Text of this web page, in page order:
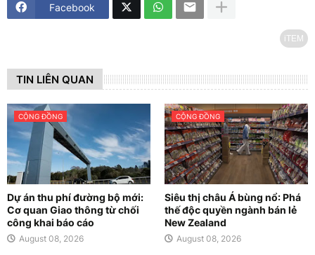
Facebook
iTEM
TIN LIÊN QUAN
CỘNG ĐỒNG
Dự án thu phí đường bộ mới:
Cơ quan Giao thông từ chối
công khai báo cáo
August 08, 2026
CỘNG ĐỒNG
Siêu thị châu Á bùng nổ: Phá
thế độc quyền ngành bán lẻ
New Zealand
August 08, 2026